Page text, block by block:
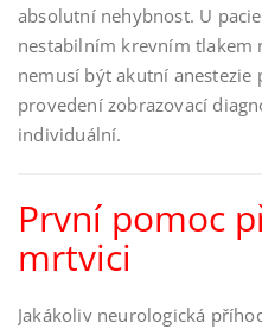
absolutní nehybnost. U
nestabilním krevním tlakem
nemusí být akutní anestezie
provedení zobrazovací
individuální.
První pomoc
mrtvici
Jakákoliv neurologická